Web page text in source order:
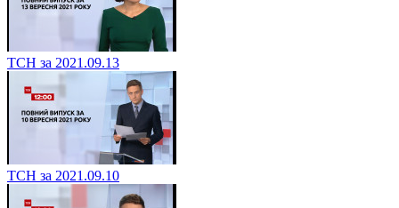
ТСН за 2021.09.13
ТСН за 2021.09.10